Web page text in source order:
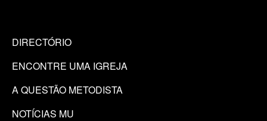
DIRECTÓRIO
ENCONTRE UMA IGREJA
A QUESTÃO METODISTA
NOTÍCIAS MU